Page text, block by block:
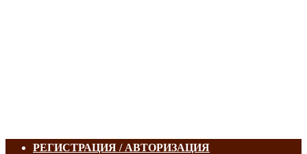
РЕГИСТРАЦИЯ / АВТОРИЗАЦИЯ